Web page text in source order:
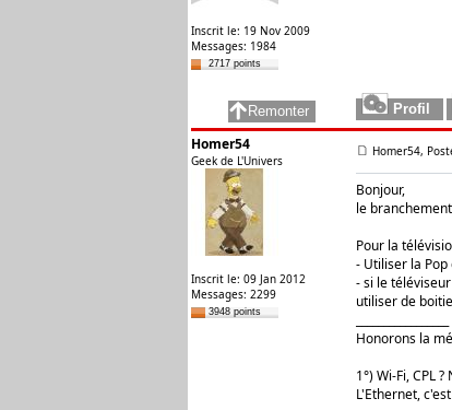
Inscrit le: 19 Nov 2009
Messages: 1984
2717 points
Homer54
Geek de L'Univers
Inscrit le: 09 Jan 2012
Messages: 2299
3948 points
Homer54,
Bonjour,
le
Pour la
- Utiliser la
- si le
utiliser de
Honorons la
1°) Wi-Fi, CPL
L'Ethernet,